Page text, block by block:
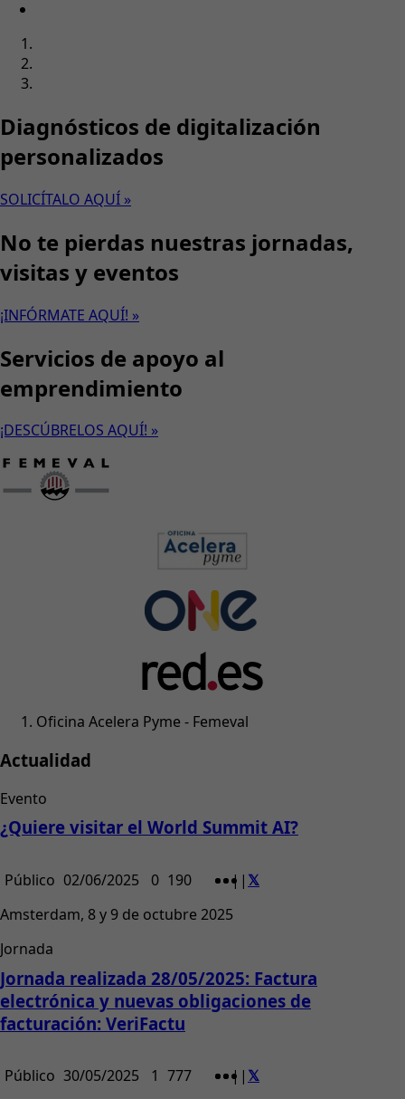
Diagnósticos de digitalización
personalizados
SOLICÍTALO AQUÍ »
No te pierdas nuestras jornadas,
visitas y eventos
¡INFÓRMATE AQUÍ! »
Servicios de apoyo al
emprendimiento
¡DESCÚBRELOS AQUÍ! »
Oficina Acelera Pyme - Femeval
Actualidad
Evento
¿Quiere visitar el World Summit AI?
Público 02/06/2025 0 190 | |
Amsterdam, 8 y 9 de octubre 2025
Jornada
Jornada realizada 28/05/2025: Factura
electrónica y nuevas obligaciones de
facturación: VeriFactu
Público 30/05/2025 1 777 | |